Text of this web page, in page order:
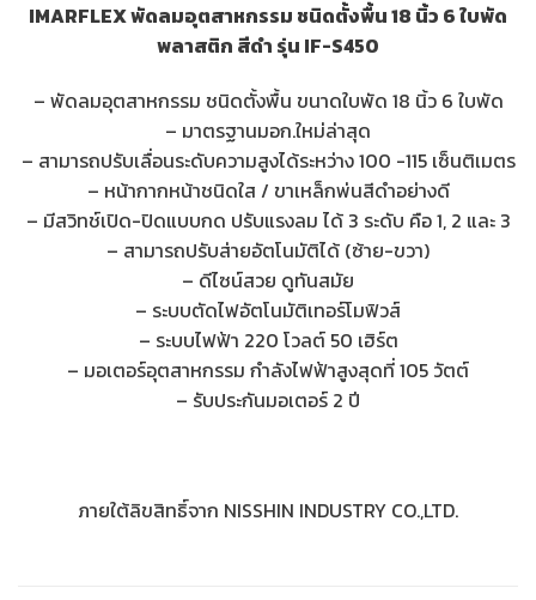
IMARFLEX พัดลมอุตสาหกรรม ชนิดตั้งพื้น 18 นิ้ว 6 ใบพัด
พลาสติก สีดำ รุ่น IF-S450
– พัดลมอุตสาหกรรม ชนิดตั้งพื้น ขนาดใบพัด 18 นิ้ว 6 ใบพัด
– มาตรฐานมอก.ใหม่ล่าสุด
– สามารถปรับเลื่อนระดับความสูงได้ระหว่าง 100 -115 เซ็นติเมตร
– หน้ากากหน้าชนิดใส / ขาเหล็กพ่นสีดำอย่างดี
– มีสวิทช์เปิด-ปิดแบบกด ปรับแรงลม ได้ 3 ระดับ คือ 1, 2 และ 3
– สามารถปรับส่ายอัตโนมัติได้ (ซ้าย-ขวา)
– ดีไซน์สวย ดูทันสมัย
– ระบบตัดไฟอัตโนมัติเทอร์โมฟิวส์
– ระบบไฟฟ้า 220 โวลต์ 50 เฮิร์ต
– มอเตอร์อุตสาหกรรม กำลังไฟฟ้าสูงสุดที่ 105 วัตต์
– รับประกันมอเตอร์ 2 ปี
ภายใต้ลิขสิทธิ์จาก NISSHIN INDUSTRY CO.,LTD.